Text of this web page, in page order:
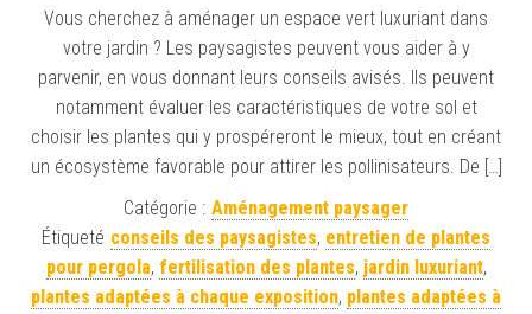
Vous cherchez à aménager un espace vert luxuriant dans
votre jardin ? Les paysagistes peuvent vous aider à y
parvenir, en vous donnant leurs conseils avisés. Ils peuvent
notamment évaluer les caractéristiques de votre sol et
choisir les plantes qui y prospéreront le mieux, tout en créant
un écosystème favorable pour attirer les pollinisateurs. De […]
Catégorie : Aménagement paysager
Étiqueté conseils des paysagistes, entretien de plantes
pour pergola, fertilisation des plantes, jardin luxuriant,
plantes adaptées à chaque exposition, plantes adaptées à